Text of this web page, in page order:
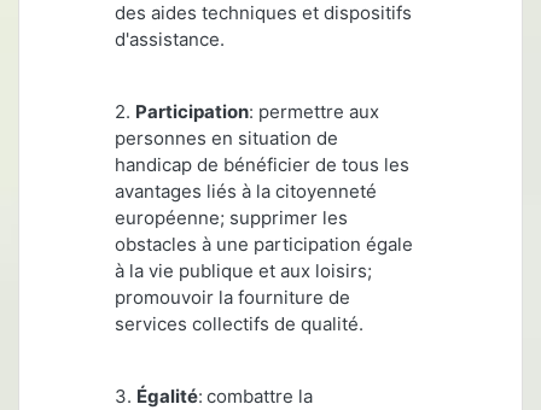
des aides techniques et dispositifs
d'assistance.
2. Participation: permettre aux
personnes en situation de
handicap de bénéficier de tous les
avantages liés à la citoyenneté
européenne; supprimer les
obstacles à une participation égale
à la vie publique et aux loisirs;
promouvoir la fourniture de
services collectifs de qualité.
3. Égalité: combattre la